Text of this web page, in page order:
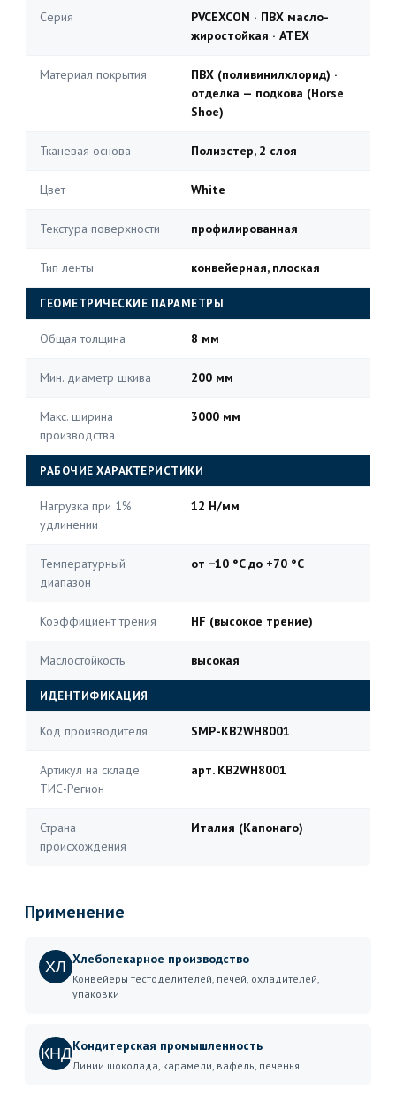
Серия
PVCEXCON · ПВХ масло-
жиростойкая · ATEX
Материал покрытия
ПВХ (поливинилхлорид) ·
отделка — подкова (Horse
Shoe)
Тканевая основа Полиэстер, 2 слоя
Цвет White
Текстура поверхности профилированная
Тип ленты конвейерная, плоская
ГЕОМЕТРИЧЕСКИЕ ПАРАМЕТРЫ
Общая толщина 8 мм
Мин. диаметр шкива 200 мм
Макс. ширина
производства
3000 мм
РАБОЧИЕ ХАРАКТЕРИСТИКИ
Нагрузка при 1%
удлинении
12 Н/мм
Температурный
диапазон
от −10 °C до +70 °C
Коэффициент трения HF (высокое трение)
Маслостойкость высокая
ИДЕНТИФИКАЦИЯ
Код производителя SMP-KB2WH8001
Артикул на складе
ТИС-Регион
арт. KB2WH8001
Страна
происхождения
Италия (Капонаго)
Применение
ХЛ Хлебопекарное производство
Конвейеры тестоделителей, печей, охладителей,
упаковки
КНДКондитерская промышленность
Линии шоколада, карамели, вафель, печенья